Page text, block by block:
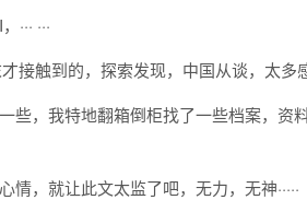
···
接触到的，探索发现，中国从谈，太多
些，我特地翻箱倒柜找了一些档案，资
，就让此文太监了吧，无力，无神·····